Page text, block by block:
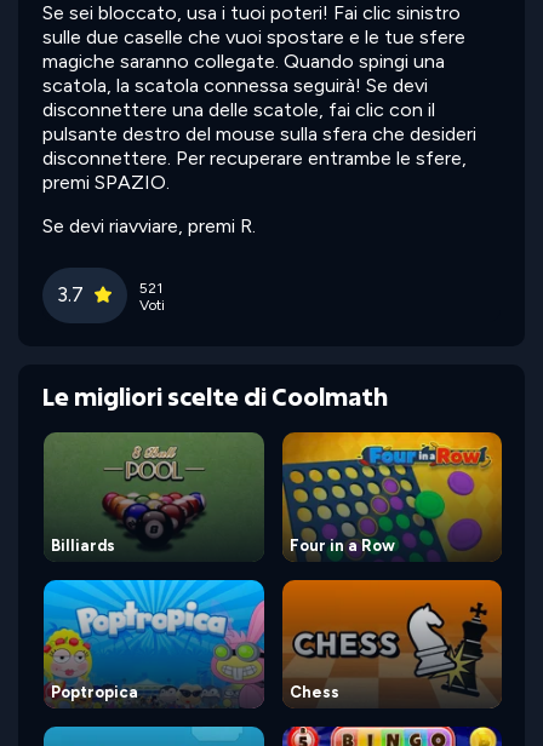
Se sei bloccato, usa i tuoi poteri! Fai clic sinistro
sulle due caselle che vuoi spostare e le tue sfere
magiche saranno collegate. Quando spingi una
scatola, la scatola connessa seguirà! Se devi
disconnettere una delle scatole, fai clic con il
pulsante destro del mouse sulla sfera che desideri
disconnettere. Per recuperare entrambe le sfere,
premi SPAZIO.
Se devi riavviare, premi R.
3.7
521
Voti
Le migliori scelte di Coolmath
Billiards Four in a Row
Poptropica Chess